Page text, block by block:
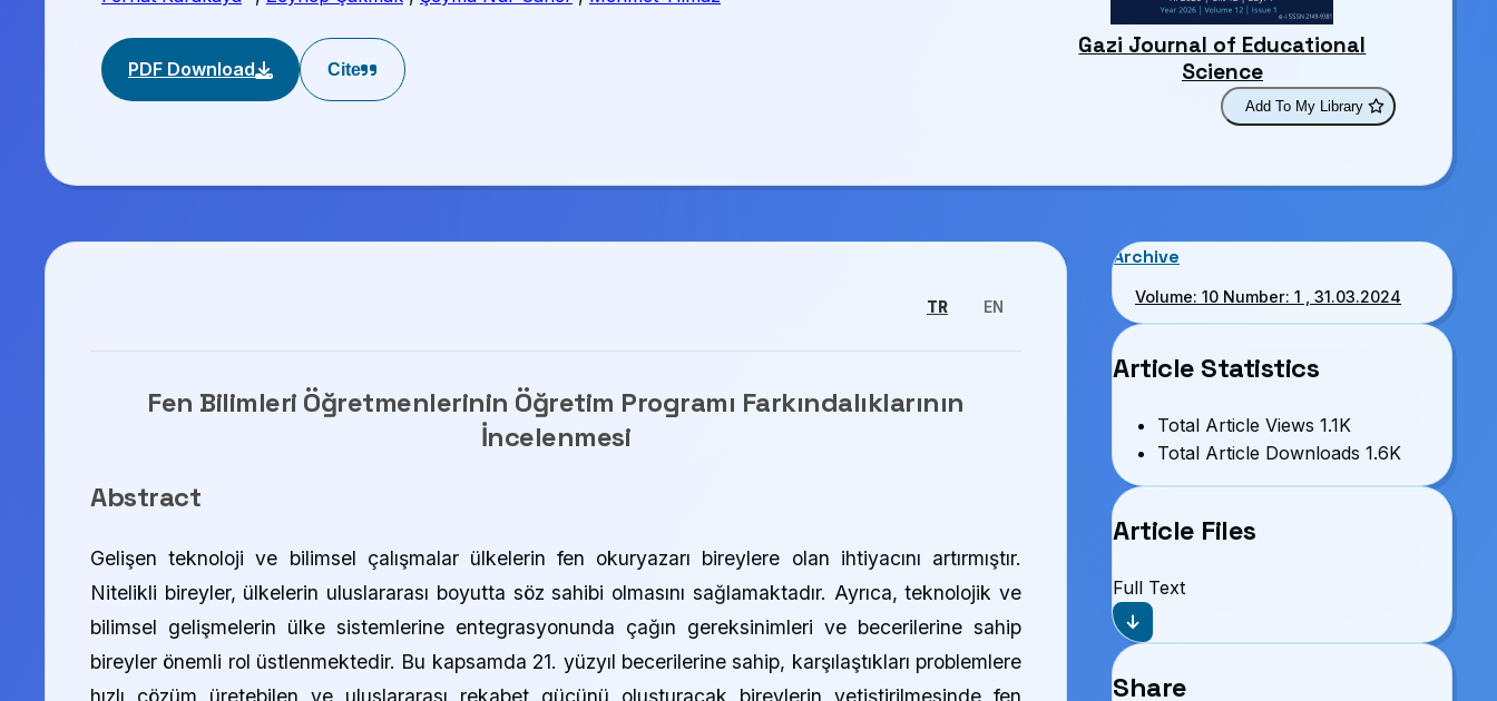
PDF Download Cite
Gazi Journal of Educational
Science
Add To My Library
TR EN
Fen Bilimleri Öğretmenlerinin Öğretim Programı Farkındalıklarının
İncelenmesi
Abstract
Gelişen teknoloji ve bilimsel çalışmalar ülkelerin fen okuryazarı bireylere olan ihtiyacını artırmıştır.
Nitelikli bireyler, ülkelerin uluslararası boyutta söz sahibi olmasını sağlamaktadır. Ayrıca, teknolojik ve
bilimsel gelişmelerin ülke sistemlerine entegrasyonunda çağın gereksinimleri ve becerilerine sahip
bireyler önemli rol üstlenmektedir. Bu kapsamda 21. yüzyıl becerilerine sahip, karşılaştıkları problemlere
Archive
Volume: 10 Number: 1 , 31.03.2024
Article Statistics
Total Article Views 1.1K
Total Article Downloads 1.6K
Article Files
Full Text
Share